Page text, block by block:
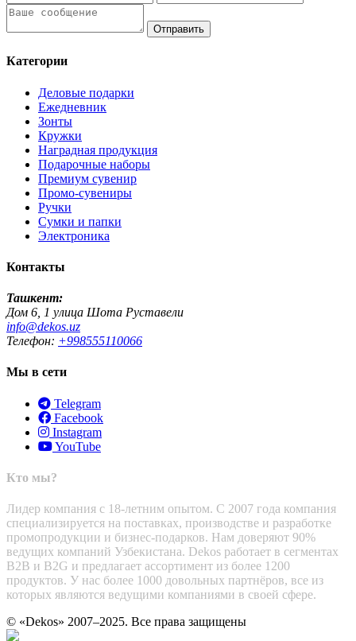
Отправить
Категории
Деловые подарки
Ежедневник
Зонты
Кружки
Наградная продукция
Подарочные наборы
Премиум сувенир
Промо-сувениры
Ручки
Сумки и папки
Электроника
Контакты
Ташкент:
Дом 6, 1 улица Шота Руставели
info@dekos.uz
Телефон: +998555110066
Мы в сети
Telegram
Facebook
Instagram
YouTube
Кто мы?
Лидер компания с 18-летним опытом. С 2007 года компания
специализируется на поставках, производстве и разработке
промопродукции и бизнес-подарков. Нам доверяют 90%
ведущих компаний Узбекистана. Dekos работает в сегментах
B2B и B2G и предлагает ассортимент из более 1200
продуктов. У нас более 1000 довольных партнёров, все из
которых являются ведущими компаниями в своей сфере.
© «Dekos» 2007–2025. Все права защищены